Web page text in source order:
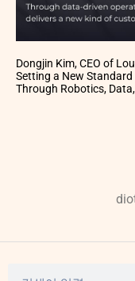
Dongjin Kim, CEO of
Setting a New
Through Robotics,